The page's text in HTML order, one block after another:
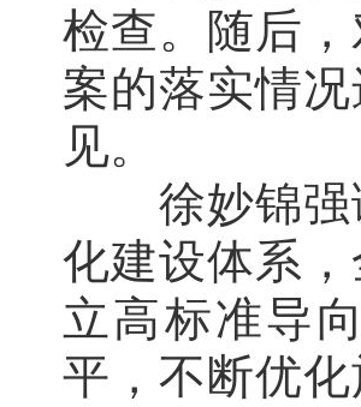
检查。随后
案的落实情
见。
徐妙锦强
化建设体系
立高标准导
平，不断优